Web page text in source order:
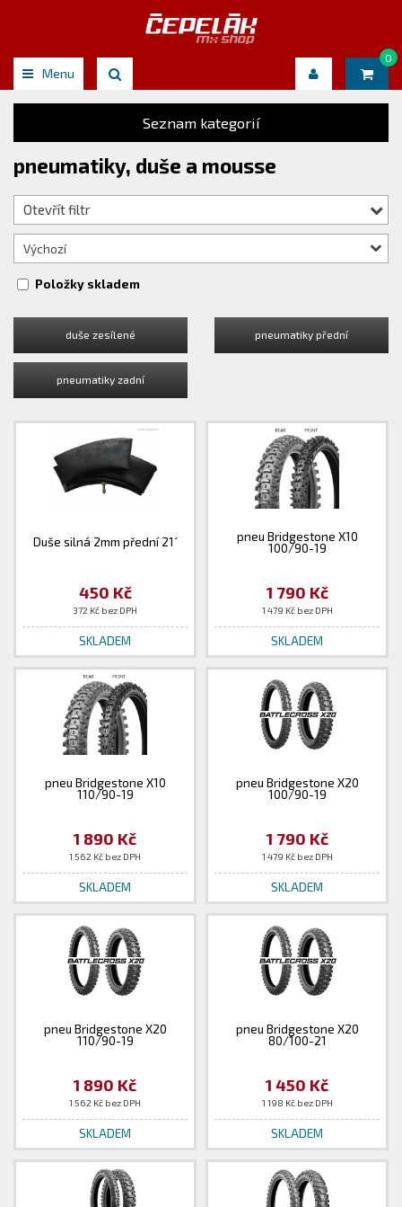
Menu
0
Seznam kategorií
pneumatiky, duše a mousse
Otevřít filtr
Výchozí
Položky skladem
duše zesílené pneumatiky přední
pneumatiky zadní
Duše silná 2mm přední 21´
450 Kč
372 Kč bez DPH
SKLADEM
pneu Bridgestone X10
100/90-19
1 790 Kč
1 479 Kč bez DPH
SKLADEM
pneu Bridgestone X10
110/90-19
1 890 Kč
1 562 Kč bez DPH
SKLADEM
pneu Bridgestone X20
100/90-19
1 790 Kč
1 479 Kč bez DPH
SKLADEM
pneu Bridgestone X20
110/90-19
1 890 Kč
1 562 Kč bez DPH
SKLADEM
pneu Bridgestone X20
80/100-21
1 450 Kč
1 198 Kč bez DPH
SKLADEM